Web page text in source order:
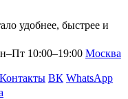
удобнее, быстрее и
10:00–19:00 Москва
Контакты ВК WhatsApp